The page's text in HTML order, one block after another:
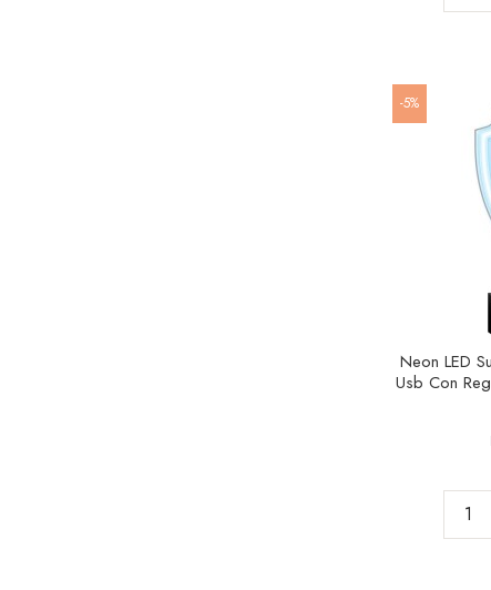
-5%
Neon LED
Usb Con